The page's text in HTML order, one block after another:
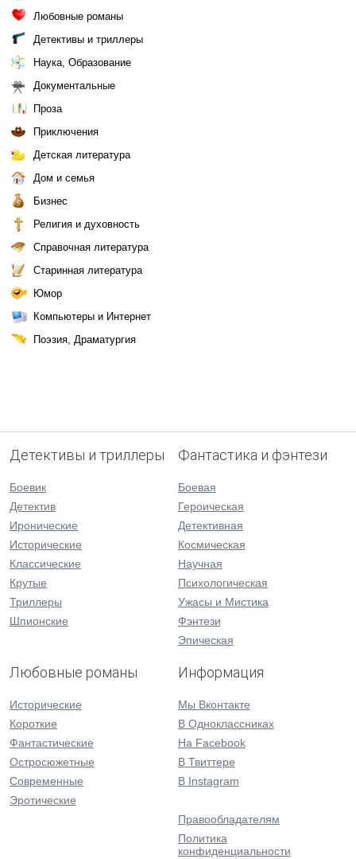
Любовные романы
Детективы и триллеры
Наука, Образование
Документальные
Проза
Приключения
Детская литература
Дом и семья
Бизнес
Религия и духовность
Справочная литература
Старинная литература
Юмор
Компьютеры и Интернет
Поэзия, Драматургия
Детективы и триллеры
Боевик
Детектив
Иронические
Исторические
Классические
Крутые
Триллеры
Шпионские
Фантастика и фэнтези
Боевая
Героическая
Детективная
Космическая
Научная
Психологическая
Ужасы и Мистика
Фэнтези
Эпическая
Любовные романы
Исторические
Короткие
Фантастические
Остросюжетные
Современные
Эротические
Информация
Мы Вконтакте
В Одноклассниках
На Facebook
В Твиттере
В Instagram
Правообладателям
Политика
конфиденциальности